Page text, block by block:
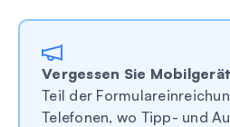
Vergessen Sie
Teil der
Telefonen, wo Tipp- und